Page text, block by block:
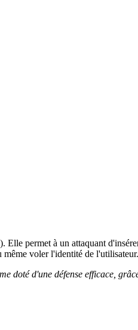
Elle permet à un attaquant
voler l'identité de l'utilisateur.
doté d'une défense efficace,